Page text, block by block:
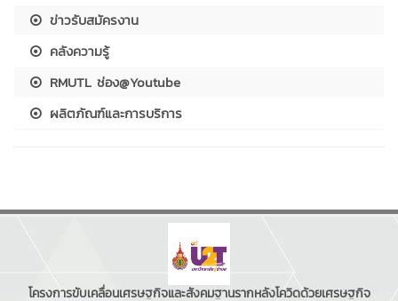
ข่าวรับสมัครงาน
คลังความรู้
RMUTL ช่อง@Youtube
ผลิตภัณฑ์และการบริการ
โครงการขับเคลื่อนเศรษฐกิจและสังคมฐานรากหลังโควิดด้วยเศรษฐกิจ